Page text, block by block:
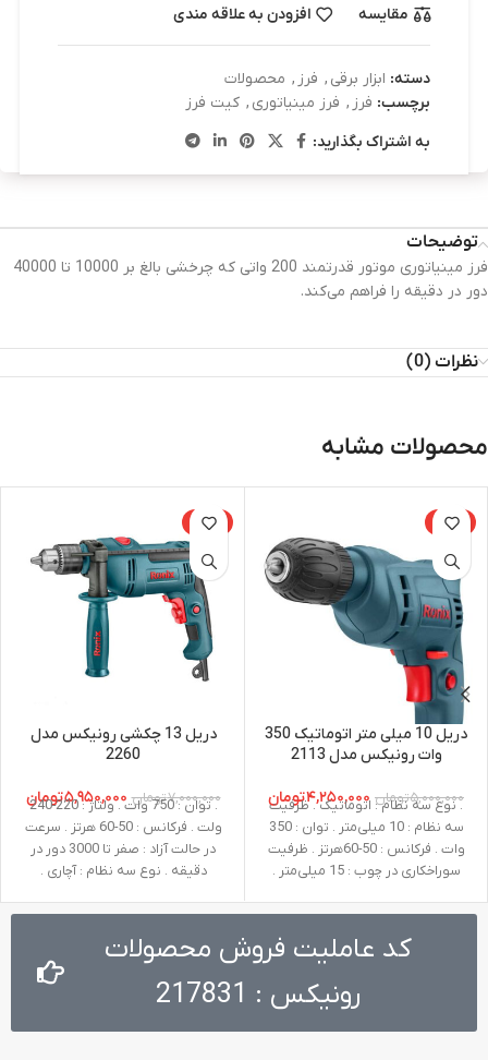
مقایسه افزودن به علاقه مندی
دسته: ابزار برقی , فرز , محصولات
برچسب: فرز , فرز مینیاتوری , کیت فرز
به اشتراک بگذارید:
توضیحات
فرز مینیاتوری موتور قدرتمند 200 واتی که چرخشی بالغ بر 10000 تا 40000
دور در دقیقه را فراهم می‌کند.
نظرات (0)
محصولات مشابه
-15%
دریل 10 میلی متر اتوماتیک 350
وات رونیکس مدل 2113
۵,۰۰۰,۰۰۰تومان ۴,۲۵۰,۰۰۰تومان
. نوع سه نظام : اتوماتیک . ظرفیت
سه نظام : 10 میلی‌متر . توان : 350
وات . فرکانس : 50-60هرتز . ظرفیت
سوراخکاری در چوب : 15 میلی‌متر .
میلی‌متر . سرعت در حالت آزاد : صفر تا
3100 دور در دقیقه . ولتاژ : 220-240
ولت . وزن : 1.1 کیلوگرم
-15%
دریل 13 چکشی رونیکس مدل
2260
۷,۰۰۰,۰۰۰تومان ۵,۹۵۰,۰۰۰تومان
. توان : 750 وات . ولتاژ : 220-240
ولت . فرکانس : 50-60 هرتز . سرعت
در حالت آزاد : صفر تا 3000 دور در
دقیقه . نوع سه نظام : آچاری .
‌متر . ظرفیت سوراخکاری در فلز : 13
میلی ‌متر . ظرفیت سوراخکاری در بتن
: 13 میلی ‌متر . وزن : 2 کیلوگرم .
ظرفیت سه نظام : 13 میلی متر .
متعلقات : دسته جانبی طراحی شده
کد عاملیت فروش محصولات
رونیکس : 217831